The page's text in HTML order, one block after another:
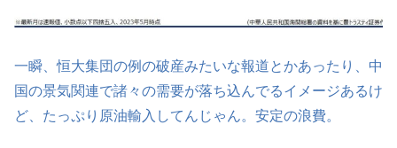
一瞬、恒大集団の例の破産みたいな報道とかあったり、中
国の景気関連で諸々の需要が落ち込んでるイメージあるけ
ど、たっぷり原油輸入してんじゃん。安定の浪費。